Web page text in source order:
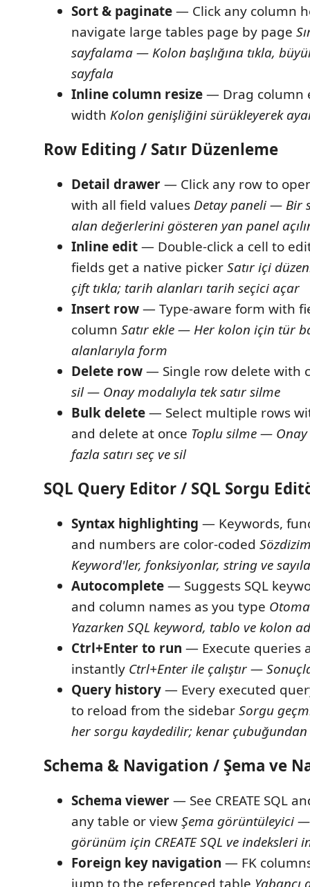
Sort & paginate— Click any column
navigate large tables page by page
sayfalama — Kolon başlığına tıkla,
sayfala
Inline column resize— Drag column
width Kolon genişliğini sürükleyerek
Row Editing / Satır Düzenleme
Detail drawer— Click any row to
with all field valuesDetay paneli — Bir
alan değerlerini gösteren yan panel
Inline edit— Double-click a cell to
fields get a native pickerSatır içi
çift tıkla; tarih alanları tarih seçici açar
Insert row— Type-aware form with
column Satır ekle — Her kolon için tür
alanlarıyla form
Delete row— Single row delete with
sil — Onay modalıyla tek satır silme
Bulk delete— Select multiple rows
and delete at once Toplu silme —
fazla satırı seç ve sil
SQL Query Editor / SQL Sorgu
Syntax highlighting — Keywords,
and numbers are color-coded
Keyword'ler, fonksiyonlar, string ve
Autocomplete— Suggests SQL
and column names as you type
Yazarken SQL keyword, tablo ve kolon
Ctrl+Enter to run — Execute queries
instantly Ctrl+Enter ile çalıştır —
Query history— Every executed
to reload from the sidebarSorgu
her sorgu kaydedilir; kenar
Schema & Navigation / Şema ve
Schema viewer— See CREATE SQL
any table or viewŞema görüntüleyici
görünüm için CREATE SQL ve indeksleri
Foreign key navigation — FK
jump to the referenced table Yabancı